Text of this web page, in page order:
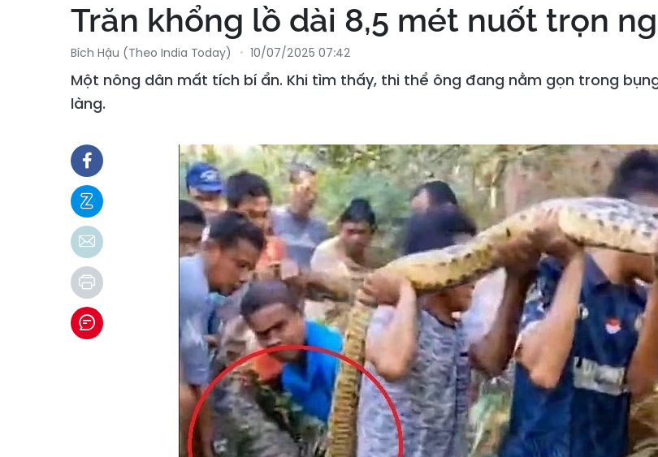
Trăn khổng lồ dài 8,5 mét nuốt trọn
Bích Hậu (Theo India Today) 10/07/2025 07:42
Một nông dân mất tích bí ẩn. Khi tìm thấy, thi thể ông đang nằm gọn trong
làng.